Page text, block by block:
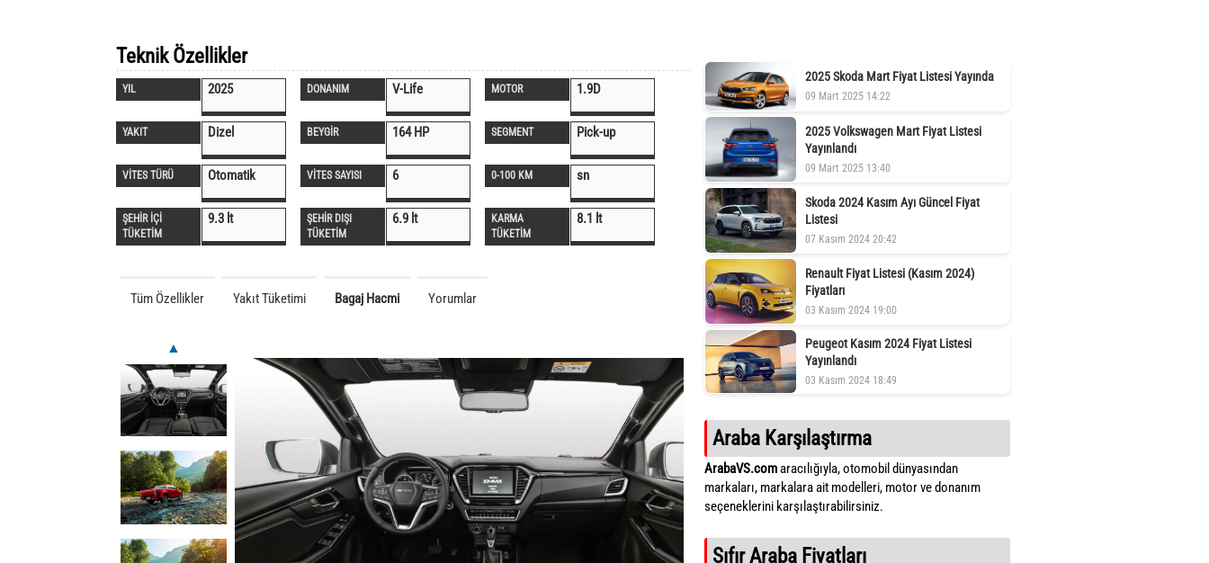
Teknik Özellikler
YIL 2025 DONANIM V-Life MOTOR 1.9D
YAKIT Dizel BEYGİR 164 HP SEGMENT Pick-up
VİTES TÜRÜ Otomatik VİTES SAYISI 6 0-100 KM sn
ŞEHİR İÇİ
TÜKETİM
9.3 lt
ŞEHİR DIŞI
TÜKETİM
6.9 lt
KARMA
TÜKETİM
8.1 lt
Tüm Özellikler Yakıt Tüketimi Bagaj Hacmi Yorumlar
▲
2025 Skoda Mart Fiyat Listesi Yayında
09 Mart 2025 14:22
2025 Volkswagen Mart Fiyat Listesi
Yayınlandı
09 Mart 2025 13:40
Skoda 2024 Kasım Ayı Güncel Fiyat
Listesi
07 Kasım 2024 20:42
Renault Fiyat Listesi (Kasım 2024)
Fiyatları
03 Kasım 2024 19:00
Peugeot Kasım 2024 Fiyat Listesi
Yayınlandı
03 Kasım 2024 18:49
Araba Karşılaştırma
ArabaVS.comaracılığıyla, otomobil dünyasından
markaları, markalara ait modelleri, motor ve donanım
seçeneklerini karşılaştırabilirsiniz.
Sıfır Araba Fiyatları